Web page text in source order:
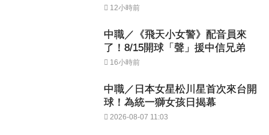
12小時前
中職／《飛天小女警》配音員來
了！8/15開球「聲」援中信兄弟
16小時前
中職／日本女星松川星首次來台開
球！為統一獅女孩日揭幕
2026-08-07 11:03